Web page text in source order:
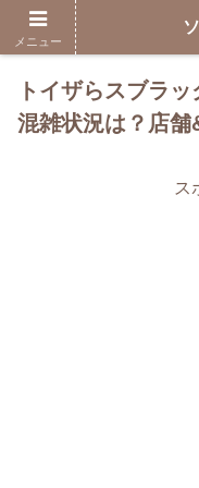
トイザらスブラ
混雑状況は？店舗
ス
メニュー